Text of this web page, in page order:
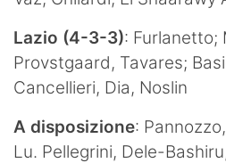
Lazio (4-3-3): Furlanetto;
Provstgaard, Tavares;
Cancellieri, Dia, Noslin
A disposizione:
Lu. Pellegrini, Dele-